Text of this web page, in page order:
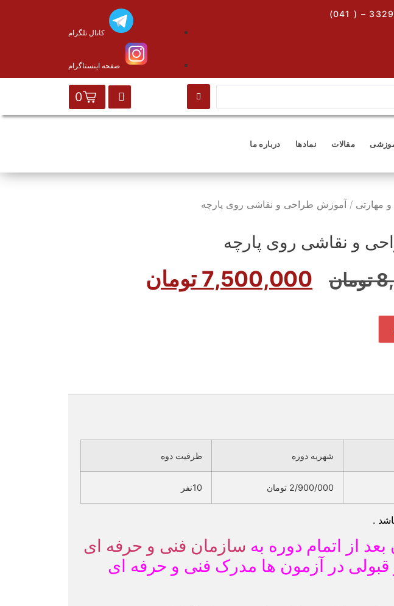
کانال تلگرام
صفحه اینستاگرام
0
مقالات نمادها درباره ما
و مهارتی / آموزش طراحی و نقاشی روی پارچه
و نقاشی روی پارچه
تومان 7,500,000 تومان
شهریه دوره ظرفیت دوه
2/900/000 تومان 10نفر
.
از اتمام دوره به سازمان فنی و حرفه ای
در آزمون ها مدرک فنی و حرفه ای